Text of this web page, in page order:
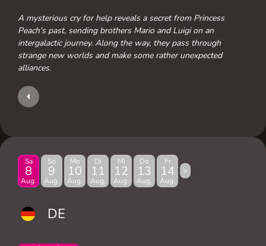
A mysterious cry for help reveals a secret from Princess
Peach's past, sending brothers Mario and Luigi on an
intergalactic journey. Along the way, they pass through
strange new worlds and make some rather unexpected
alliances.
Sa
8
Aug.
So
9
Aug.
Mo
10
Aug.
Di
11
Aug.
Mi
12
Aug.
Do
13
Aug.
Fr
14
Aug.
>
DE